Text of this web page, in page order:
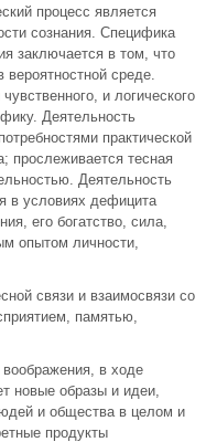
процесс является
сознания. Специфика
заключается в том, что
вероятностной среде.
и логического
Деятельность
практической
прослеживается тесная
Деятельность
в условиях дефицита
его богатство, сила,
опытом личности,
связи и взаимосвязи со
памятью,
воображения, в ходе
новые образы и идеи,
и общества в целом и
продукты